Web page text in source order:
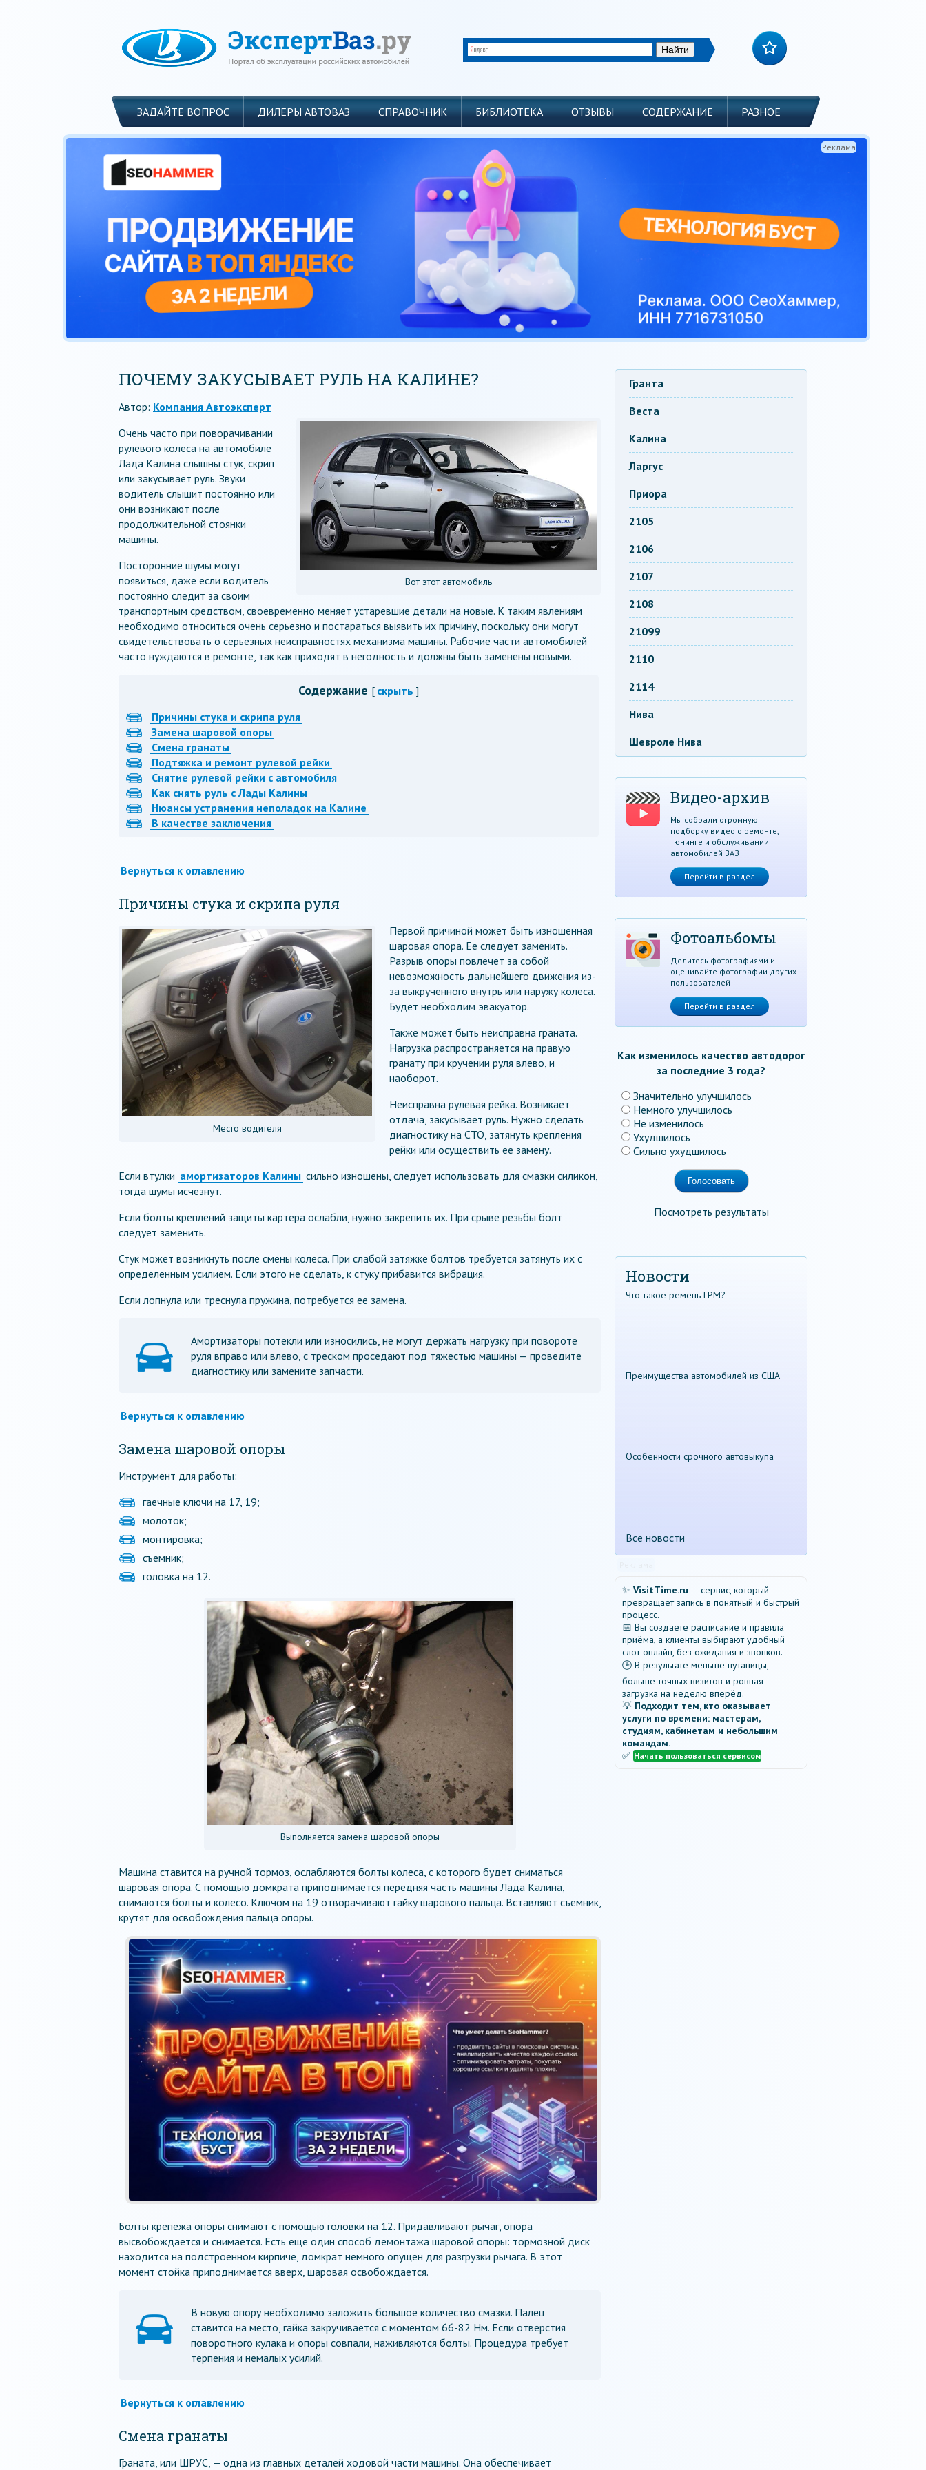
ЗАДАЙТЕ ВОПРОС ДИЛЕРЫ АВТОВАЗ СПРАВОЧНИК БИБЛИОТЕКА ОТЗЫВЫ СОДЕРЖАНИЕ РАЗНОЕ
Реклама
ПОЧЕМУ ЗАКУСЫВАЕТ РУЛЬ НА КАЛИНЕ?
Автор: Компания Автоэксперт
Вот этот автомобиль
Очень часто при поворачивании
рулевого колеса на автомобиле
Лада Калина слышны стук, скрип
или закусывает руль. Звуки
водитель слышит постоянно или
они возникают после
продолжительной стоянки
машины.
Посторонние шумы могут
появиться, даже если водитель
постоянно следит за своим
транспортным средством, своевременно меняет устаревшие детали на новые. К таким явлениям
необходимо относиться очень серьезно и постараться выявить их причину, поскольку они могут
свидетельствовать о серьезных неисправностях механизма машины. Рабочие части автомобилей
часто нуждаются в ремонте, так как приходят в негодность и должны быть заменены новыми.
Содержание [ скрыть ]
Причины стука и скрипа руля
Замена шаровой опоры
Смена гранаты
Подтяжка и ремонт рулевой рейки
Снятие рулевой рейки с автомобиля
Как снять руль с Лады Калины
Нюансы устранения неполадок на Калине
В качестве заключения
Вернуться к оглавлению
Причины стука и скрипа руля
Место водителя
Первой причиной может быть изношенная
шаровая опора. Ее следует заменить.
Разрыв опоры повлечет за собой
невозможность дальнейшего движения из-
за выкрученного внутрь или наружу колеса.
Будет необходим эвакуатор.
Также может быть неисправна граната.
Нагрузка распространяется на правую
гранату при кручении руля влево, и
наоборот.
Неисправна рулевая рейка. Возникает
отдача, закусывает руль. Нужно сделать
диагностику на СТО, затянуть крепления
рейки или осуществить ее замену.
Если втулки амортизаторов Калины сильно изношены, следует использовать для смазки силикон,
тогда шумы исчезнут.
Если болты креплений защиты картера ослабли, нужно закрепить их. При срыве резьбы болт
следует заменить.
Стук может возникнуть после смены колеса. При слабой затяжке болтов требуется затянуть их с
определенным усилием. Если этого не сделать, к стуку прибавится вибрация.
Если лопнула или треснула пружина, потребуется ее замена.
Амортизаторы потекли или износились, не могут держать нагрузку при повороте
руля вправо или влево, с треском проседают под тяжестью машины — проведите
диагностику или замените запчасти.
Вернуться к оглавлению
Замена шаровой опоры
Инструмент для работы:
гаечные ключи на 17, 19;
молоток;
монтировка;
съемник;
головка на 12.
Выполняется замена шаровой опоры
Машина ставится на ручной тормоз, ослабляются болты колеса, с которого будет сниматься
шаровая опора. С помощью домкрата приподнимается передняя часть машины Лада Калина,
снимаются болты и колесо. Ключом на 19 отворачивают гайку шарового пальца. Вставляют съемник,
крутят для освобождения пальца опоры.
Реклама
Болты крепежа опоры снимают с помощью головки на 12. Придавливают рычаг, опора
высвобождается и снимается. Есть еще один способ демонтажа шаровой опоры: тормозной диск
находится на подстроенном кирпиче, домкрат немного опущен для разгрузки рычага. В этот
момент стойка приподнимается вверх, шаровая освобождается.
В новую опору необходимо заложить большое количество смазки. Палец
ставится на место, гайка закручивается с моментом 66-82 Нм. Если отверстия
поворотного кулака и опоры совпали, наживляются болты. Процедура требует
терпения и немалых усилий.
Вернуться к оглавлению
Смена гранаты
Граната, или ШРУС, — одна из главных деталей ходовой части машины. Она обеспечивает
Гранта
Веста
Калина
Ларгус
Приора
2105
2106
2107
2108
21099
2110
2114
Нива
Шевроле Нива
Видео-архив
Мы собрали огромную
подборку видео о ремонте,
тюнинге и обслуживании
автомобилей ВАЗ
Перейти в раздел
Фотоальбомы
Делитесь фотографиями и
оценивайте фотографии других
пользователей
Перейти в раздел
Как изменилось качество автодорог
за последние 3 года?
Значительно улучшилось
Немного улучшилось
Не изменилось
Ухудшилось
Сильно ухудшилось
Посмотреть результаты
Новости
Что такое ремень ГРМ?
Преимущества автомобилей из США
Особенности срочного автовыкупа
Все новости
✨ VisitTime.ru — сервис, который
превращает запись в понятный и быстрый
процесс.
📅 Вы создаёте расписание и правила
приёма, а клиенты выбирают удобный
слот онлайн, без ожидания и звонков.
🕒 В результате меньше путаницы,
больше точных визитов и ровная
загрузка на неделю вперёд.
💡 Подходит тем, кто оказывает
услуги по времени: мастерам,
студиям, кабинетам и небольшим
командам.
✅ Начать пользоваться сервисом